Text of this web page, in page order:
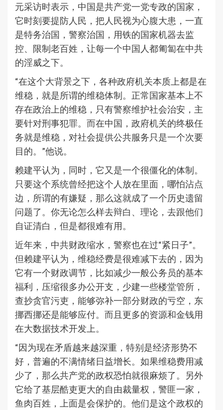
元采访时表示，中国是共产党一党专政的国家，
它时刻要提防人民，把人民视为心腹大患，一直
是特务治国，警察治国，用铁的国家机器去监
控、限制老百姓，让每一个中国人都匍匐在中共
的淫威之下。
“在这个大背景之下，各种政府机关本质上都是在
维稳，就是所谓的维稳体制。正常国家基本上不
存在政治上的维稳，只有警察维护社会治安，主
要针对刑事犯罪。而在中国，政府机关的终极任
务就是维稳，对社会提供公共服务只是一个次要
目的。”他说。
赖建平认为，同时，它又是一个很僵化的体制。
只要这个系统曾经把这个人放在里面，哪怕沾点
边，所谓的有嫌疑，那么这就成了一个历史遗留
问题了。你无论怎么样去辩白、理论，去跟他们
自证清白，但是都很难有用。
近年来，中共财政缩水，警察也在过“紧日子”。
但赖建平认为，维稳经费是很难减下去的，因为
它有一个财政调节，比如减少一般公务员的基本
福利，压缩很多办公开支，少建一些楼堂管所，
查抄贪官污吏，能够弥补一部分财政的亏空，东
挪西挪还是能够应付。而且更多的资源和金钱用
在大数据技术开发上。
“因为现在矛盾越来越深重，特别是经济形势不
好，普遍的不满情绪日益增长。如果维稳费用减
少了，那么共产党的政权恐怕就很麻烦了。另外
它给了基层酷吏更大的自由裁量权，警匪一家，
鱼肉百姓，上面是会保护的。他们是这个政权的